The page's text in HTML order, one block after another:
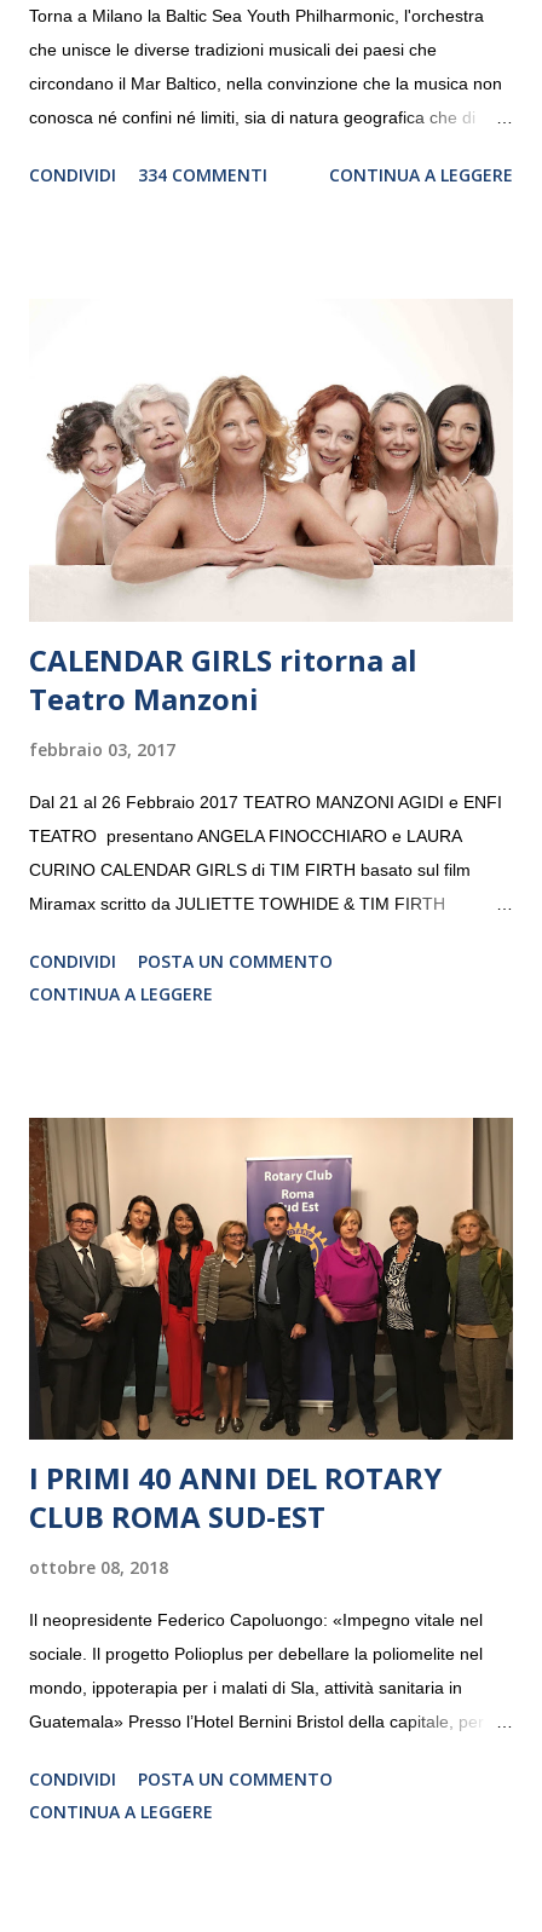
Torna a Milano la Baltic Sea Youth Philharmonic, l'orchestra
che unisce le diverse tradizioni musicali dei paesi che
circondano il Mar Baltico, nella convinzione che la musica non
conosca né confini né limiti, sia di natura geografica che di
debutterà il 10 settembre a Heiden, in Germania, e toccherà, in
“Settembre dell’Accademia” dove si esibirà per il secondo anno
consecutivo. Il pubblico milanese avrà il piacere di applaudire i
giovani artisti della Baltic Sea Youth Philharmonic per la quarta
volta. L’orchestra, fondata nel 2008 da Kristjan Järvi (affiancato
da un prestigioso consiglio di consulent...
CONDIVIDI 334 COMMENTI CONTINUA A LEGGERE
CALENDAR GIRLS ritorna al
Teatro Manzoni
febbraio 03, 2017
Dal 21 al 26 Febbraio 2017 TEATRO MANZONI AGIDI e ENFI
TEATRO presentano ANGELA FINOCCHIARO e LAURA
CURINO CALENDAR GIRLS di TIM FIRTH basato sul film
Miramax scritto da JULIETTE TOWHIDE & TIM FIRTH
CRISTINA PEZZOLI
CONDIVIDI
POSTA UN COMMENTO
CONTINUA A LEGGERE
I PRIMI 40 ANNI DEL ROTARY
CLUB ROMA SUD-EST
ottobre 08, 2018
Il neopresidente Federico Capoluongo: «Impegno vitale nel
sociale. Il progetto Polioplus per debellare la poliomelite nel
mondo, ippoterapia per i malati di Sla, attività sanitaria in
Guatemala» Presso l’Hotel Bernini Bristol della capitale, per la
programmazione del Rotary Club Roma Sud-Est che festeggia
i quaranta anni di attività. Un’occasione per raccontare al
CONDIVIDI
POSTA UN COMMENTO
CONTINUA A LEGGERE